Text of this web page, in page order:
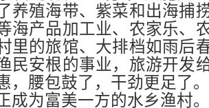
养殖海带、紫菜和出海捕
海产品加工业、农家乐、
里的旅馆、大排档如雨后
民安根的事业，旅游开发
，腰包鼓了，干劲更足了。
成为富美一方的水乡渔村。